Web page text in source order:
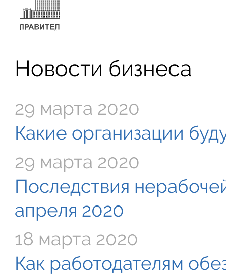
Новости бизнеса
29 марта 2020
Какие организации
29 марта 2020
Последствия
апреля 2020
18 марта 2020
Как работодателям